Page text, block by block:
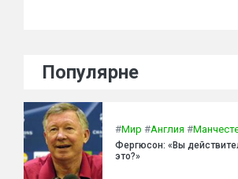
Популярне
#Мир #Англия #
Фергюсон: «Вы
это?»